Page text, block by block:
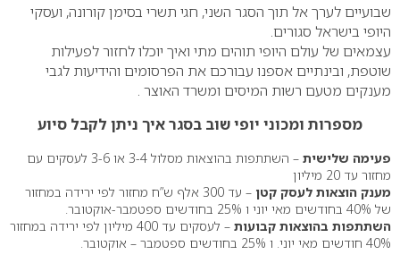
שבועיים לערך אל תוך הסגר השני, חגי תשרי בסימן קורונה, ועסקי
היופי בישראל סגורים.
עצמאים של עולם היופי תוהים מתי ואיך יוכלו לחזור לפעילות
שוטפת, ובינתיים אספנו עבורכם את הפרסומים והידיעות לגבי
מענקים מטעם רשות המיסים ומשרד האוצר .
מספרות ומכוני יופי שוב בסגר איך ניתן לקבל סיוע
פעימה שלישית
– השתתפות בהוצאות מסלול 3-4 או 3-6 לעסקים עם
מחזור עד 20 מיליון
מענק הוצאות לעסק קטן
– עד 300 אלף ש”ח מחזור לפי ירידה במחזור
של 40% בחודשים מאי יוני ו 25% בחודשים ספטמבר-אוקטובר.
השתתפות בהוצאות קבועות
– לעסקים עד 400 מיליון לפי ירידה במחזור
40% חודשים מאי יוני. ו 25% בחודשים ספטמבר – אוקטובר.